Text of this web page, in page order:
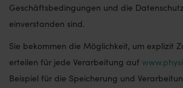
Geschäftsbedingungen und die
einverstanden sind.
Sie bekommen die Möglichkeit, um explizit
erteilen für jede Verarbeitung auf
Beispiel für die Speicherung und